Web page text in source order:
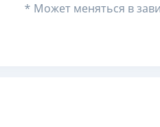
* Может меняться в